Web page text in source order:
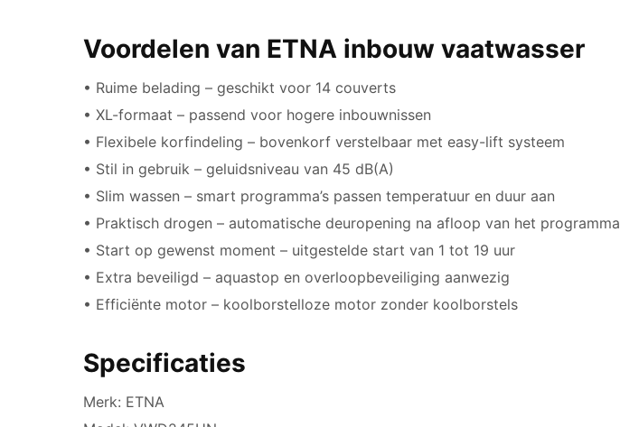
Voordelen van ETNA inbouw vaatwasser
• Ruime belading – geschikt voor 14 couverts
• XL-formaat – passend voor hogere inbouwnissen
• Flexibele korfindeling – bovenkorf verstelbaar met easy-lift systeem
• Stil in gebruik – geluidsniveau van 45 dB(A)
• Slim wassen – smart programma’s passen temperatuur en duur aan
• Praktisch drogen – automatische deuropening na afloop van het programma
• Start op gewenst moment – uitgestelde start van 1 tot 19 uur
• Extra beveiligd – aquastop en overloopbeveiliging aanwezig
• Efficiënte motor – koolborstelloze motor zonder koolborstels
Specificaties
Merk: ETNA